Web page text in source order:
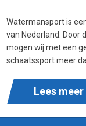
Watermansport is
van Nederland. Door
mogen wij met een
schaatssport meer
Lees meer